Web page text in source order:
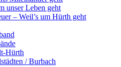
unser Leben geht
– Weil’s um Hürth geht
Hürth
/ Burbach